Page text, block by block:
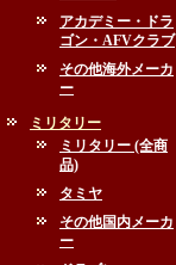
アカデミー・ドラ
ゴン・AFVクラブ
その他海外メーカ
ー
ミリタリー
ミリタリー (全商
品)
タミヤ
その他国内メーカ
ー